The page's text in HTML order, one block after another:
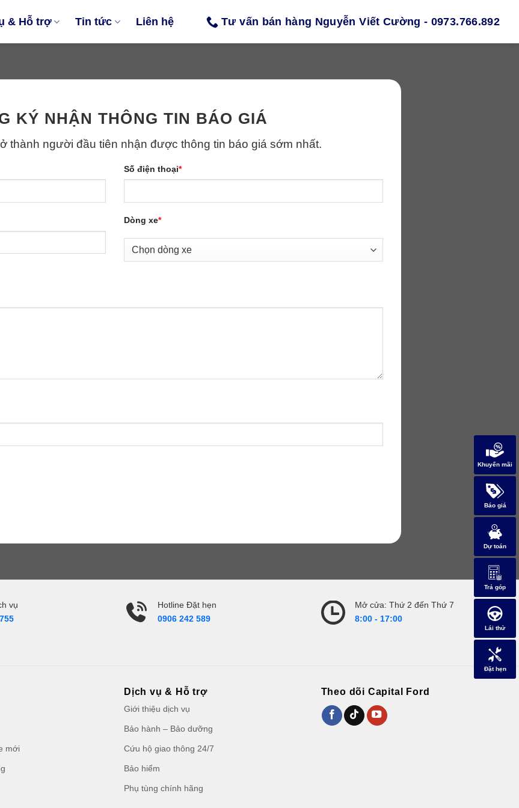
& Hỗ trợ Tin tức Liên hệ Tư vấn bán hàng Nguyễn Viết Cường - 0973.766.892
KÝ NHẬN THÔNG TIN BÁO GIÁ
thành người đầu tiên nhận được thông tin báo giá sớm nhất.
Số điện thoại*
Dòng xe*
vụ Hotline Đặt hẹn
0906 242 589
Mở cửa: Thứ 2 đến Thứ 7
8:00 - 17:00
mới
Dịch vụ & Hỗ trợ
Giới thiệu dịch vụ
Bảo hành – Bảo dưỡng
Cứu hộ giao thông 24/7
Bảo hiểm
Phụ tùng chính hãng
Theo dõi Capital Ford
Khuyến mãi
Báo giá
Dự toán
Trả góp
Lái thử
Đặt hẹn